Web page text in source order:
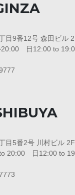
目9番12号 森田ビル
日12:00 to
目5番2号 川村ビル 2F
20:00 日12:00 to